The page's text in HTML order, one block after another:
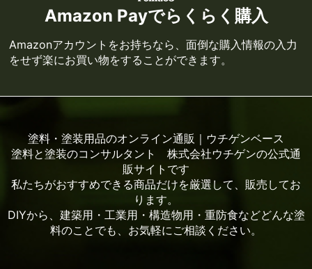
Amazon Payでらくらく購入
Amazonアカウントをお持ちなら、面倒な購入情報の入力
をせず楽にお買い物をすることができます。
塗料・塗装用品のオンライン通販｜ウチゲンベース
塗料と塗装のコンサルタント 株式会社ウチゲンの公式通
販サイトです
私たちがおすすめできる商品だけを厳選して、販売してお
ります。
DIYから、建築用・工業用・構造物用・重防食などどんな塗
料のことでも、お気軽にご相談ください。